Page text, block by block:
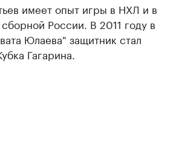
имеет опыт игры в НХЛ и в
России. В 2011 году в
Юлаева" защитник стал
Гагарина.